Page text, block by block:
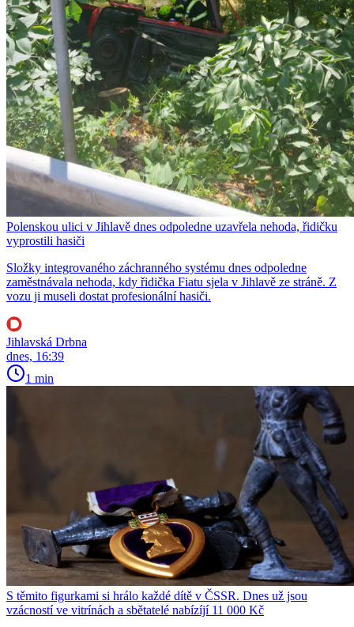
Polenskou ulici v Jihlavě dnes odpoledne uzavřela nehoda, řidičku
vyprostili hasiči
Složky integrovaného záchranného systému dnes odpoledne
zaměstnávala nehoda, kdy řidička Fiatu sjela v Jihlavě ze stráně. Z
vozu ji museli dostat profesionální hasiči.
Jihlavská Drbna
dnes, 16:39
1 min
S těmito figurkami si hrálo každé dítě v ČSSR. Dnes už jsou
vzácností ve vitrínách a sbětatelé nabízíjí 11 000 Kč